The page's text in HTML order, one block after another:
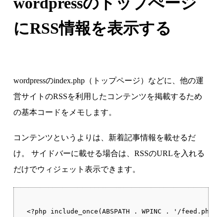
にRSS情報を表示する
wordpressのindex.php（トップページ）などに、他の運
営サイトのRSSを利用したコンテンツを掲載するため
の基本コードをメモします。
コンテンツというよりは、新着記事情報を載せるだ
け。 サイドバーに載せる場合は、RSSのURLを入れる
だけでウィジェット表示できます。
<?php include_once(ABSPATH . WPINC . '/